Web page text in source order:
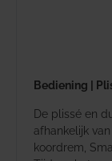
Bediening |
De plissé en
afhankelijk
koordrem,